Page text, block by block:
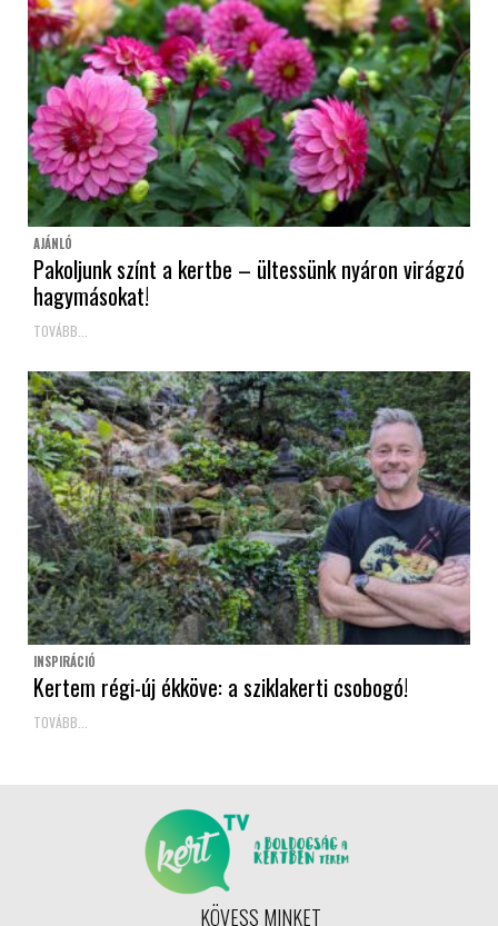
AJÁNLÓ
Pakoljunk színt a kertbe – ültessünk nyáron virágzó
hagymásokat!
TOVÁBB...
INSPIRÁCIÓ
Kertem régi-új ékköve: a sziklakerti csobogó!
TOVÁBB...
KÖVESS MINKET